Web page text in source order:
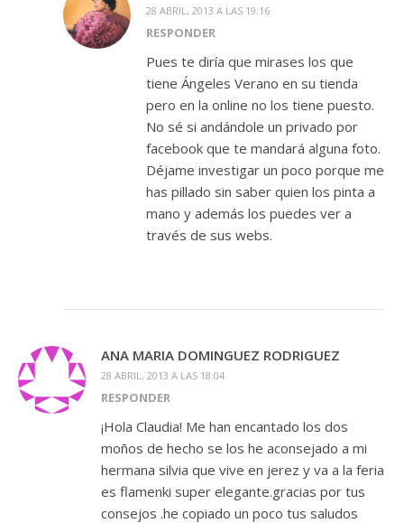
28 ABRIL, 2013 A LAS 19:16
RESPONDER
Pues te diría que mirases los que
tiene Ángeles Verano en su tienda
pero en la online no los tiene puesto.
No sé si andándole un privado por
facebook que te mandará alguna foto.
Déjame investigar un poco porque me
has pillado sin saber quien los pinta a
mano y además los puedes ver a
través de sus webs.
ANA MARIA DOMINGUEZ RODRIGUEZ
28 ABRIL, 2013 A LAS 18:04
RESPONDER
¡Hola Claudia! Me han encantado los dos
moños de hecho se los he aconsejado a mi
hermana silvia que vive en jerez y va a la feria
es flamenki super elegante.gracias por tus
consejos .he copiado un poco tus saludos